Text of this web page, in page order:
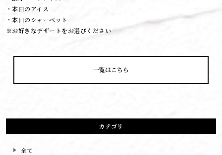
・本日のアイス
・本日のシャーベット
※お好きなデザートをお選びください
一覧はこちら
カテゴリ
全て